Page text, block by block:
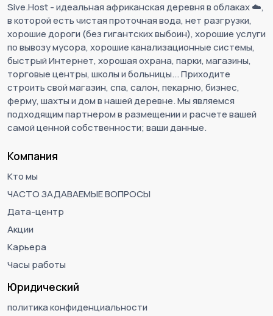
Sive.Host - идеальная африканская деревня в облаках ☁️,
в которой есть чистая проточная вода, нет разгрузки,
хорошие дороги (без гигантских выбоин), хорошие услуги
по вывозу мусора, хорошие канализационные системы,
быстрый Интернет, хорошая охрана, парки, магазины,
торговые центры, школы и больницы... Приходите
строить свой магазин, спа, салон, пекарню, бизнес,
ферму, шахты и дом в нашей деревне. Мы являемся
подходящим партнером в размещении и расчете вашей
самой ценной собственности; ваши данные.
Компания
Кто мы
ЧАСТО ЗАДАВАЕМЫЕ ВОПРОСЫ
Дата-центр
Акции
Карьера
Часы работы
Юридический
политика конфиденциальности